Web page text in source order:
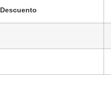
Descuento